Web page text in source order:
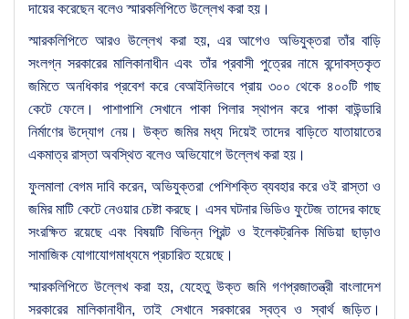
দায়ের করেছেন বলেও স্মারকলিপিতে উল্লেখ করা হয়।
স্মারকলিপিতে আরও উল্লেখ করা হয়, এর আগেও অভিযুক্তরা তাঁর বাড়ি
সংলগ্ন সরকারের মালিকানাধীন এবং তাঁর প্রবাসী পুত্রের নামে বন্দোবস্তকৃত
জমিতে অনধিকার প্রবেশ করে বেআইনিভাবে প্রায় ৩০০ থেকে ৪০০টি গাছ
কেটে ফেলে। পাশাপাশি সেখানে পাকা পিলার স্থাপন করে পাকা বাউন্ডারি
নির্মাণের উদ্যোগ নেয়। উক্ত জমির মধ্য দিয়েই তাদের বাড়িতে যাতায়াতের
একমাত্র রাস্তা অবস্থিত বলেও অভিযোগে উল্লেখ করা হয়।
ফুলমালা বেগম দাবি করেন, অভিযুক্তরা পেশিশক্তি ব্যবহার করে ওই রাস্তা ও
জমির মাটি কেটে নেওয়ার চেষ্টা করছে। এসব ঘটনার ভিডিও ফুটেজ তাদের কাছে
সংরক্ষিত রয়েছে এবং বিষয়টি বিভিন্ন প্রিন্ট ও ইলেকট্রনিক মিডিয়া ছাড়াও
সামাজিক যোগাযোগমাধ্যমে প্রচারিত হয়েছে।
স্মারকলিপিতে উল্লেখ করা হয়, যেহেতু উক্ত জমি গণপ্রজাতন্ত্রী বাংলাদেশ
সরকারের মালিকানাধীন, তাই সেখানে সরকারের স্বত্ব ও স্বার্থ জড়িত।